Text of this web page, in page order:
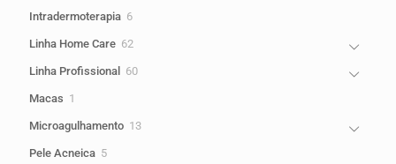
Intradermoterapia 66
Linha Home Care 6262
Linha Profissional 6060
Macas 1
Microagulhamento 1313
Pele Acneica 55